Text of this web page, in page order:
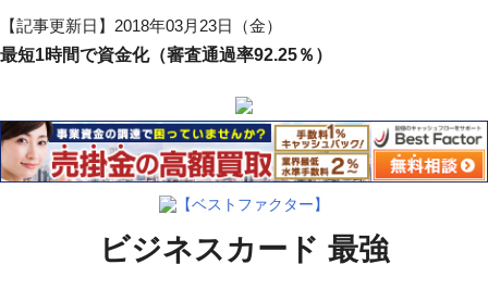
テ
ン
ツ
動
【記事更新日】2018年03月23日（金）
最短1時間で資金化（審査通過率92.25％）
【ベストファクター】
ビジネスカード 最強